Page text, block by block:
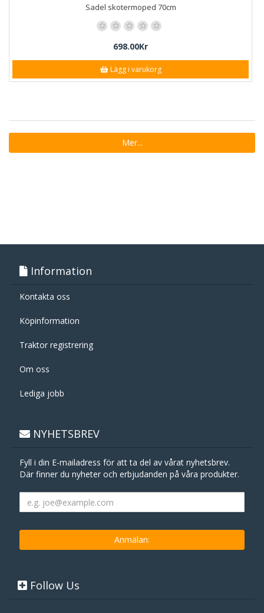
Sadel skotermoped 70cm
698.00Kr
Lägg i varukorg
Mer...
Information
Kontakta oss
Köpinformation
Traktor registrering
Om oss
Lediga jobb
NYHETSBREV
Fyll i din E-mailadress för att ta del av vårat nyhetsbrev.
Där finner du nyheter och erbjudanden på våra produkter.
Follow Us